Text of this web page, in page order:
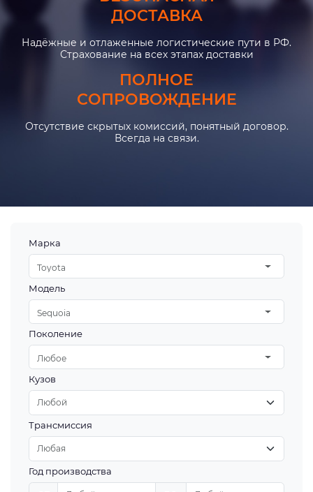
ДОСТАВКА
Надёжные и отлаженные логистические пути в РФ.
Страхование на всех этапах доставки
ПОЛНОЕ
СОПРОВОЖДЕНИЕ
Отсутствие скрытых комиссий, понятный договор.
Всегда на связи.
Марка
Toyota
Модель
Sequoia
Поколение
Любое
Кузов
Трансмиссия
Год производства